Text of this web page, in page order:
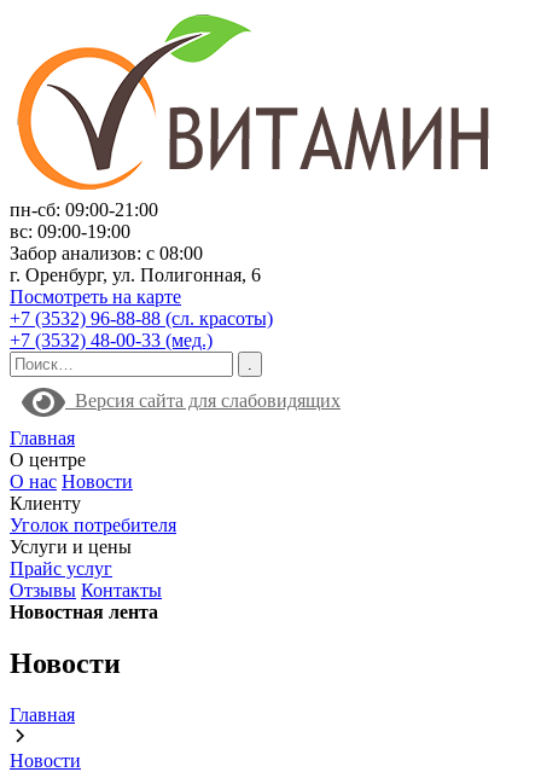
пн-сб: 09:00-21:00
вс: 09:00-19:00
Забор анализов: с 08:00
г. Оренбург, ул. Полигонная, 6
Посмотреть на карте
+7 (3532) 96-88-88 (сл. красоты)
+7 (3532) 48-00-33 (мед.)
Версия сайта для слабовидящих
Главная
О центре
О нас Новости
Клиенту
Уголок потребителя
Услуги и цены
Прайс услуг
Отзывы Контакты
Новостная лента
Новости
Главная
Новости